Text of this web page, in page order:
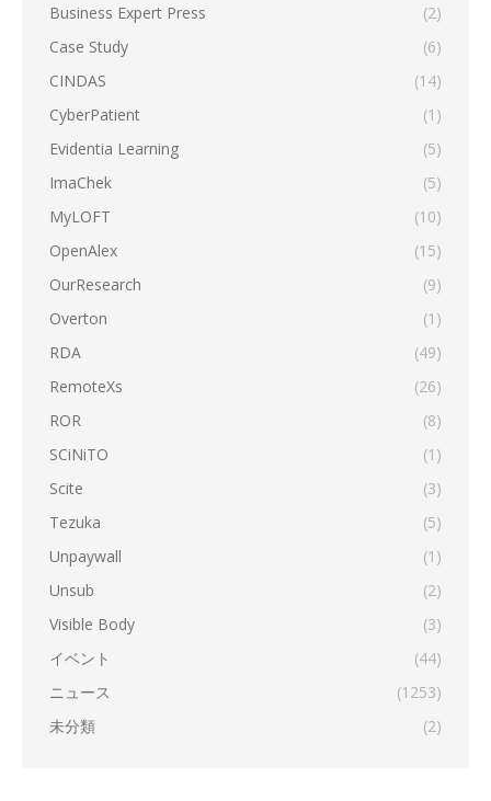
Business Expert Press
(2)
Case Study
(6)
CINDAS
(14)
CyberPatient
(1)
Evidentia Learning
(5)
ImaChek
(5)
MyLOFT
(10)
OpenAlex
(15)
OurResearch
(9)
Overton
(1)
RDA
(49)
RemoteXs
(26)
ROR
(8)
SCiNiTO
(1)
Scite
(3)
Tezuka
(5)
Unpaywall
(1)
Unsub
(2)
Visible Body
(3)
イベント
(44)
ニュース
(1253)
未分類
(2)